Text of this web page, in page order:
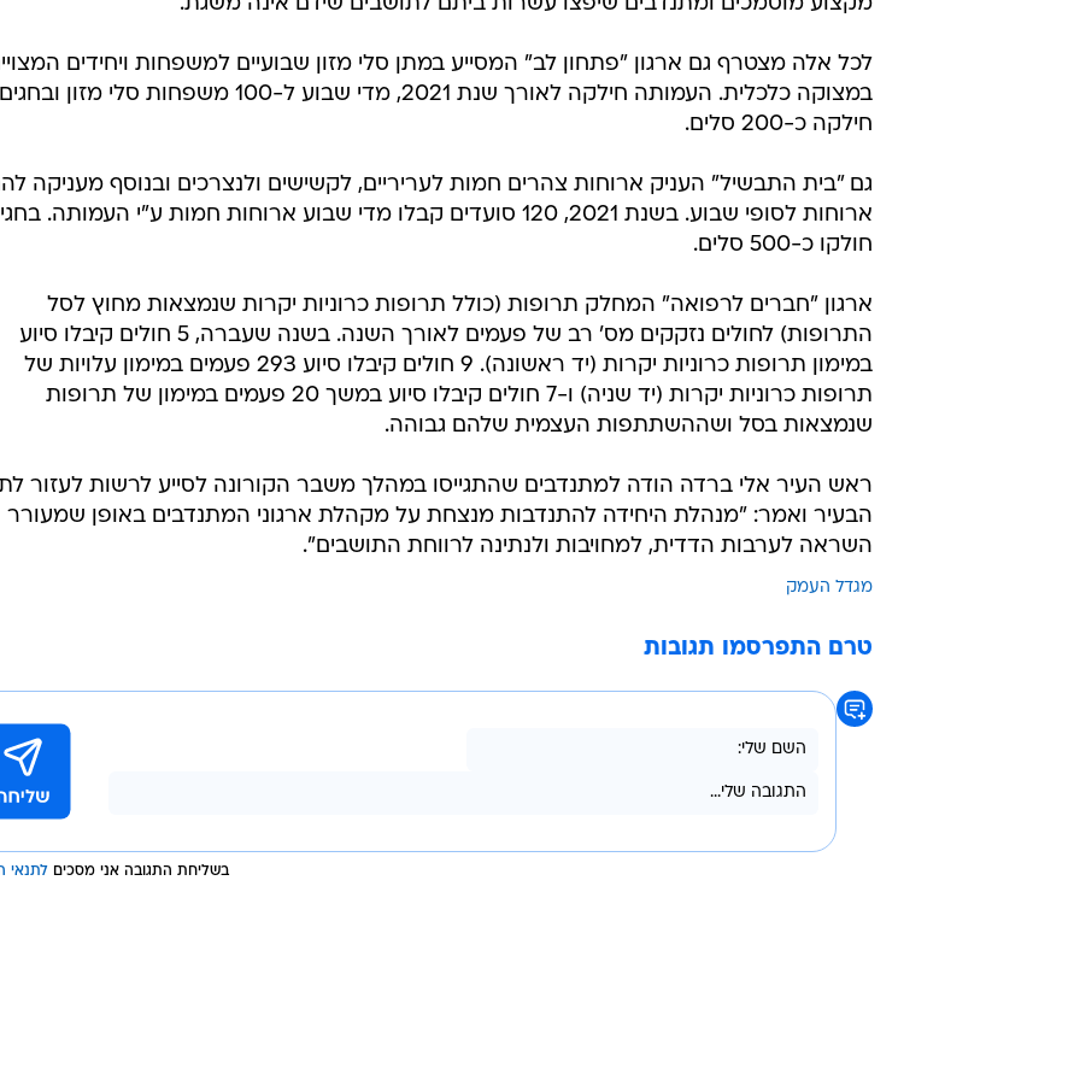
לכל אלה מצטרף גם ארגון "פתחון לב" המסייע במתן סלי מזון שבועיים למשפחות ויחידים
במצוקה כלכלית. העמותה חילקה לאורך שנת 2021, מדי שבוע ל-100 משפחות סלי מזון ובחגים
חילקה כ-200 סלים.
גם "בית התבשיל" העניק ארוחות צהרים חמות לעריריים, לקשישים ולנצרכים ובנוסף מעניקה
ארוחות לסופי שבוע. בשנת 2021, 120 סועדים קבלו מדי שבוע ארוחות חמות ע"י העמותה.
חולקו כ-500 סלים.
ארגון "חברים לרפואה" המחלק תרופות (כולל תרופות כרוניות יקרות שנמצאות מחוץ לסל
התרופות) לחולים נזקקים מס' רב של פעמים לאורך השנה. בשנה שעברה, 5 חולים קיבלו סיוע
במימון תרופות כרוניות יקרות (יד ראשונה). 9 חולים קיבלו סיוע 293 פעמים במימון עלויות של
תרופות כרוניות יקרות (יד שניה) ו-7 חולים קיבלו סיוע במשך 20 פעמים במימון של תרופות
שנמצאות בסל ושההשתתפות העצמית שלהם גבוהה.
ראש העיר אלי ברדה הודה למתנדבים שהתגייסו במהלך משבר הקורונה לסייע לרשות לעזור
הבעיר ואמר: "מנהלת היחידה להתנדבות מנצחת על מקהלת ארגוני המתנדבים באופן שמעורר
השראה לערבות הדדית, למחויבות ולנתינה לרווחת התושבים".
מגדל העמק
טרם התפרסמו תגובות
בשליחת התגובה אני מסכים לתנאי